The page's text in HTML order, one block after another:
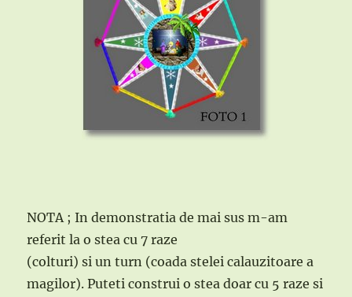
NOTA ; In demonstratia de mai sus m-am
referit la o stea cu 7 raze
(colturi) si un turn (coada stelei calauzitoare a
magilor). Puteti construi o stea doar cu 5 raze si